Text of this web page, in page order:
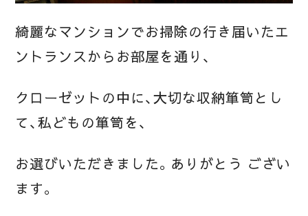
綺麗なマンションでお掃除の行き届いたエ
ントランスからお部屋を通り、
クローゼットの中に、大切な収納箪笥とし
て、私どもの箪笥を、
お選びいただきました。ありがとう ござい
ます。